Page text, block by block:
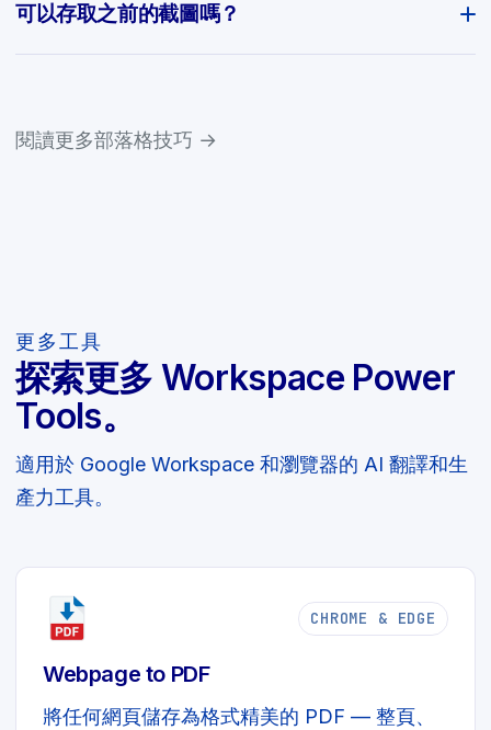
可以存取之前的截圖嗎？
閱讀更多部落格技巧 →
更多工具
探索更多 Workspace Power
Tools。
適用於 Google Workspace 和瀏覽器的 AI 翻譯和生
產力工具。
CHROME & EDGE
Webpage to PDF
將任何網頁儲存為格式精美的 PDF — 整頁、